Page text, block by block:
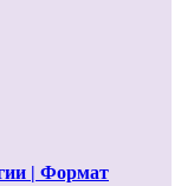
| Формат